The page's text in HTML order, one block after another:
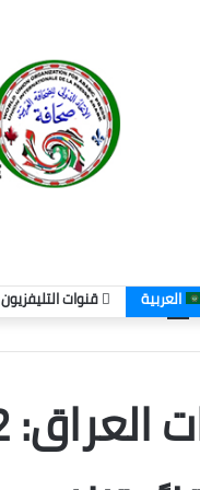
قنوات التليفزيون العربية